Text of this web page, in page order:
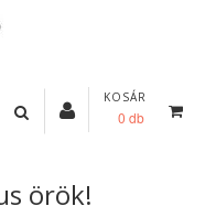
KOSÁR
0 db
örök!